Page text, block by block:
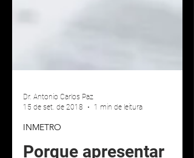
Dr. Antonio Carlos Paz
INMETRO